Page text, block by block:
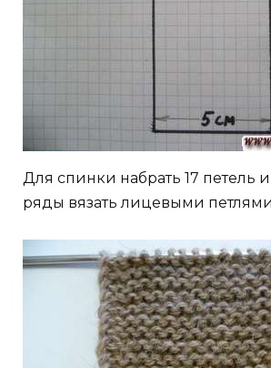
Для спинки набрать 17 петель
ряды вязать лицевыми